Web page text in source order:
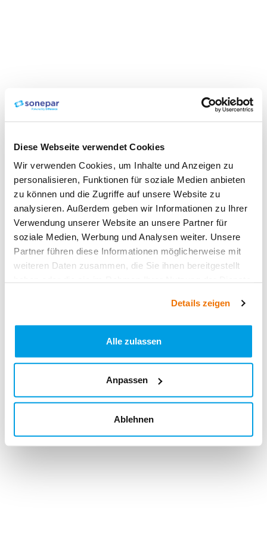
Diese Webseite verwendet Cookies
Wir verwenden Cookies, um Inhalte und Anzeigen zu
personalisieren, Funktionen für soziale Medien anbieten
zu können und die Zugriffe auf unsere Website zu
analysieren. Außerdem geben wir Informationen zu Ihrer
Verwendung unserer Website an unsere Partner für
soziale Medien, Werbung und Analysen weiter. Unsere
Partner führen diese Informationen möglicherweise mit
weiteren Daten zusammen, die Sie ihnen bereitgestellt
Details zeigen
Alle zulassen
Anpassen
Ablehnen